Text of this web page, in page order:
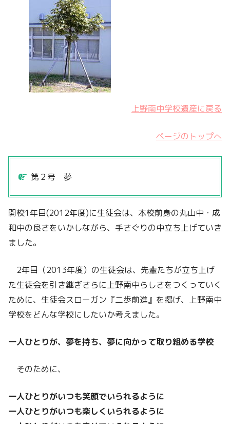
上野南中学校遺産に戻る
ページのトップへ
第２号 夢
開校1年目(2012年度)に生徒会は、本校前身の丸山中・成
和中の良さをいかしながら、手さぐりの中立ち上げていき
ました。
2年目（2013年度）の生徒会は、先輩たちが立ち上げ
た生徒会を引き継ぎさらに上野南中らしさをつくっていく
ために、生徒会スローガン『二歩前進』を掲げ、上野南中
学校をどんな学校にしたいか考えました。
一人ひとりが、夢を持ち、夢に向かって取り組める学校
そのために、
一人ひとりがいつも笑顔でいられるように
一人ひとりがいつも楽しくいられるように